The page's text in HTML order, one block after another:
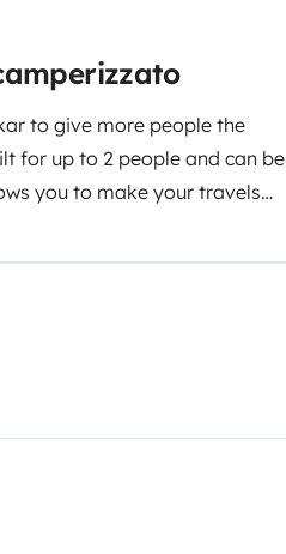
to give more people the
for up to 2 people and can be
you to make your travels
is ideal for couples,
and enjoy the comfort of a